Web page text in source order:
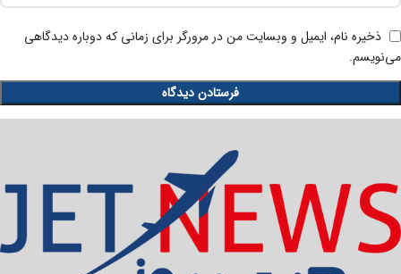
ذخیره نام، ایمیل و وبسایت من در مرورگر برای زمانی که دوباره دیدگاهی
می‌نویسم.